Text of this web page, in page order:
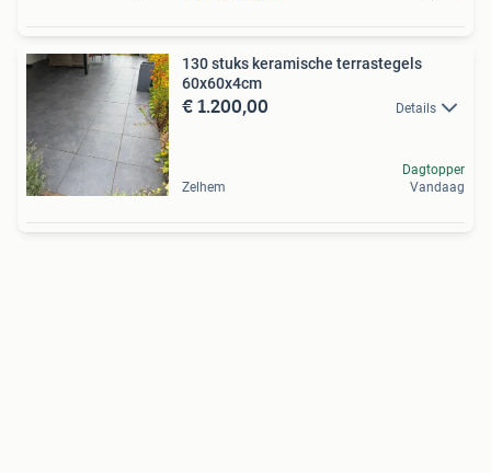
130 stuks keramische terrastegels
60x60x4cm
€ 1.200,00 Details
Zelhem
Dagtopper
Vandaag